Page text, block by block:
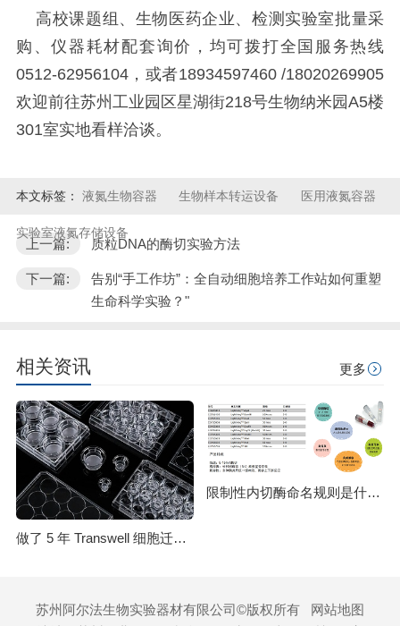
高校课题组、生物医药企业、检测实验室批量采
购、仪器耗材配套询价，均可拨打全国服务热线
0512-62956104，或者18934597460 /18020269905
欢迎前往苏州工业园区星湖街218号生物纳米园A5楼
301室实地看样洽谈。
本文标签： 液氮生物容器 生物样本转运设备 医用液氮容器
实验室液氮存储设备
上一篇: 质粒DNA的酶切实验方法
下一篇:
告别“手工作坊”：全自动细胞培养工作站如何重塑
生命科学实验？"
相关资讯 更多
做了 5 年 Transwell 细胞迁移实验，从踩坑到稳出数据，这份详细操作和避坑指南请收好
限制性内切酶命名规则是什么？HindⅢ、EcoRI 等酶名的构成逻辑
苏州阿尔法生物实验器材有限公司©版权所有
网站地图